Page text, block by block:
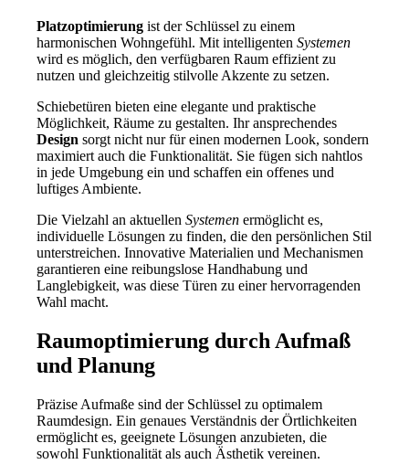
Platzoptimierung ist der Schlüssel zu einem
harmonischen Wohngefühl. Mit intelligentenSystemen
wird es möglich, den verfügbaren Raum effizient zu
nutzen und gleichzeitig stilvolle Akzente zu setzen.
Schiebetüren bieten eine elegante und praktische
Möglichkeit, Räume zu gestalten. Ihr ansprechendes
Design sorgt nicht nur für einen modernen Look, sondern
maximiert auch die Funktionalität. Sie fügen sich nahtlos
in jede Umgebung ein und schaffen ein offenes und
luftiges Ambiente.
Die Vielzahl an aktuellenSystemen ermöglicht es,
individuelle Lösungen zu finden, die den persönlichen Stil
unterstreichen. Innovative Materialien und Mechanismen
garantieren eine reibungslose Handhabung und
Langlebigkeit, was diese Türen zu einer hervorragenden
Wahl macht.
Raumoptimierung durch Aufmaß
und Planung
Präzise Aufmaße sind der Schlüssel zu optimalem
Raumdesign. Ein genaues Verständnis der Örtlichkeiten
ermöglicht es, geeignete Lösungen anzubieten, die
sowohl Funktionalität als auch Ästhetik vereinen.